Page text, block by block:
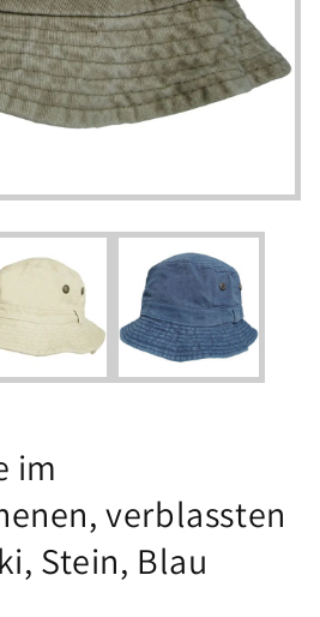
im
verblassten
Stein, Blau